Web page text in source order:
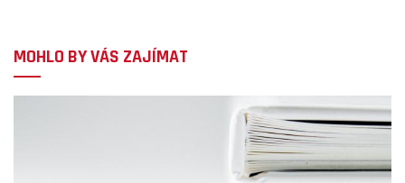
MOHLO BY VÁS ZAJÍMAT